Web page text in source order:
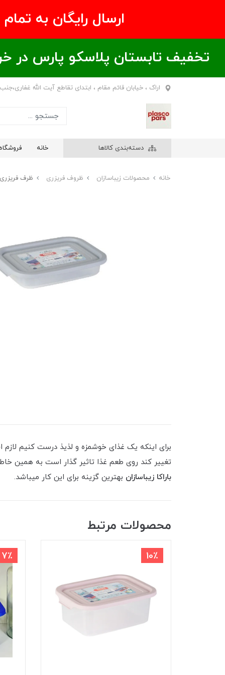
ارسال رایگان به تمام نقاط
تخفیف تابستان پلاسکو پارس در خریدهای بالای ۶00 هزار تومان /
اراک ، خیابان قائم مقام ، ابتدای تقاطع آیت الله
دسته‌بندی کالاها خانه فروشگاه
خانه محصولات زیباسازان ظروف فریزری ظرف فریزری مستطیل 600
برای اینکه یک غذای خوشمزه و لذیذ درست کنیم
تغییر کند روی طعم غذا تاثیر گذار است به همین خاطر
باراکا زیباسازان بهترین گزینه برای این کار میباشد.
محصولات مرتبط
10٪ 7٪